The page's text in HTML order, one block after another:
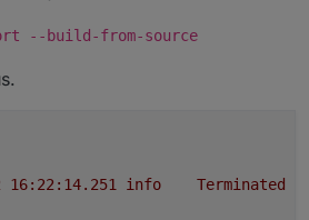
--build-from-source
info Terminated